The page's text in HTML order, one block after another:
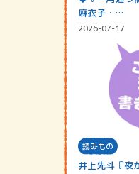
麻衣子・…
2026-07-17
読みもの
井上先斗『夜